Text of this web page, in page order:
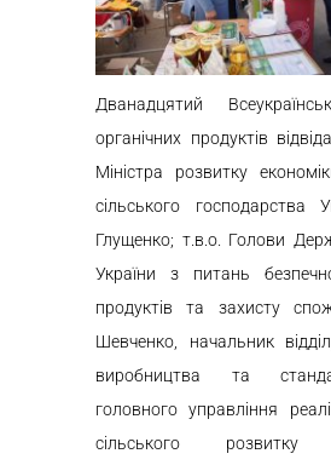
Дванадцятий
органічних продуктів
Міністра розвитку
сільського господарства
Глущенко; т.в.о. Голови
України з питань
продуктів та захисту
Шевченко, начальник
виробництва та
головного управління
сільського розвитку